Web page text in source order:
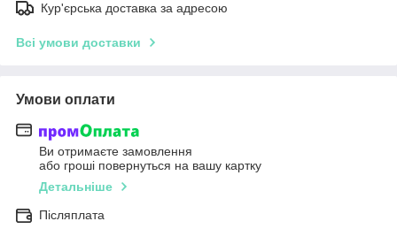
Кур'єрська доставка за адресою
Всі умови доставки
Умови оплати
Ви отримаєте замовлення
або гроші повернуться на вашу картку
Детальніше
Післяплата